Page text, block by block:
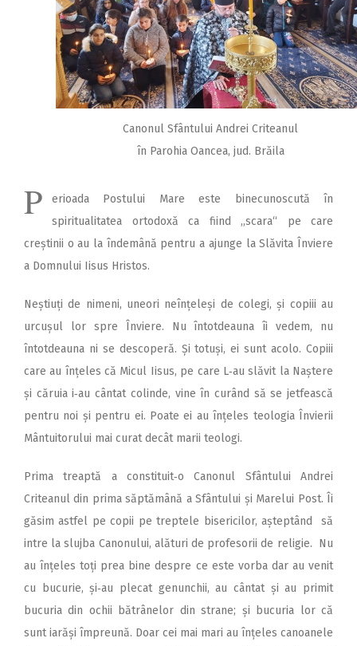
Canonul Sfântului Andrei Criteanul
în Parohia Oancea, jud. Brăila
P
erioada Postului Mare este binecunoscută în
spiritualitatea ortodoxă ca fiind ,,scara“ pe care
creștinii o au la îndemână pentru a ajunge la Slăvita Înviere
a Domnului Iisus Hristos.
Neștiuți de nimeni, uneori neînțeleși de colegi, și copiii au
urcușul lor spre Înviere. Nu întotdeauna îi vedem, nu
întotdeauna ni se descoperă. Și totuși, ei sunt acolo. Copiii
care au înțeles că Micul Iisus, pe care L‑au slăvit la Naștere
și căruia i‑au cântat colinde, vine în curând să se jetfească
pentru noi și pentru ei. Poate ei au înțeles teologia Învierii
Mântuitorului mai curat decât marii teologi.
Prima treaptă a constituit‑o Canonul Sfântului Andrei
Criteanul din prima săptămână a Sfântului și Marelui Post. Îi
găsim astfel pe copii pe treptele bisericilor, așteptând să
intre la slujba Canonului, alături de profesorii de religie. Nu
au înțeles toți prea bine despre ce este vorba dar au venit
cu bucurie, și‑au plecat genunchii, au cântat și au primit
bucuria din ochii bătrânelor din strane; și bucuria lor că
sunt iarăși împreună. Doar cei mai mari au înțeles canoanele